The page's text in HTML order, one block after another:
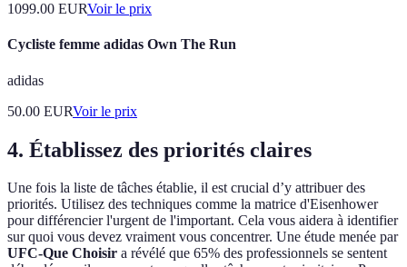
1099.00 EURVoir le prix
Cycliste femme adidas Own The Run
adidas
50.00 EURVoir le prix
4. Établissez des priorités claires
Une fois la liste de tâches établie, il est crucial d’y attribuer des
priorités. Utilisez des techniques comme la matrice d'Eisenhower
pour différencier l'urgent de l'important. Cela vous aidera à identifier
sur quoi vous devez vraiment vous concentrer. Une étude menée par
UFC-Que Choisir a révélé que 65% des professionnels se sentent